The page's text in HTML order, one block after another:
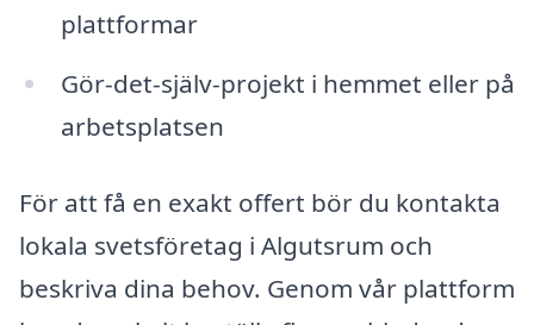
plattformar
Gör-det-själv-projekt i hemmet eller på
arbetsplatsen
För att få en exakt offert bör du kontakta
lokala svetsföretag i Algutsrum och
beskriva dina behov. Genom vår plattform